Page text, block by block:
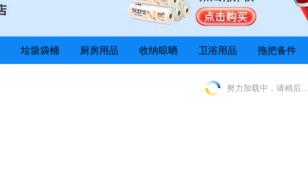
垃圾袋桶 厨房用品 收纳晾晒 卫浴用品 拖把备件
努力加载中，请稍后...